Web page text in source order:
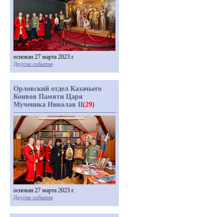
основан 27 марта 2023 г.
Другие события
Орловский отдел Казачьего
Конвоя Памяти Царя
Мученика Николая II(29)
основан 27 марта 2023 г.
Другие события